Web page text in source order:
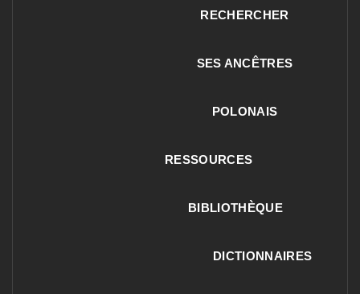
RECHERCHER
SES ANCÊTRES
POLONAIS
RESSOURCES
BIBLIOTHÈQUE
DICTIONNAIRES